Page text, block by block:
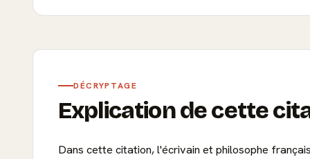
DÉCRYPTAGE
Explication de cette
Dans cette citation, l'écrivain et philosophe